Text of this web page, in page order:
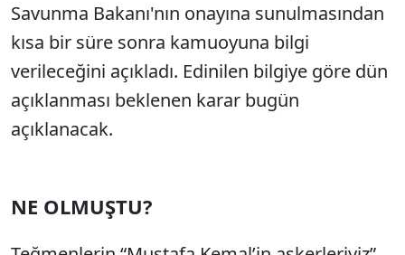
Savunma Bakanı'nın onayına sunulmasından
kısa bir süre sonra kamuoyuna bilgi
verileceğini açıkladı. Edinilen bilgiye göre dün
açıklanması beklenen karar bugün
açıklanacak.
NE OLMUŞTU?